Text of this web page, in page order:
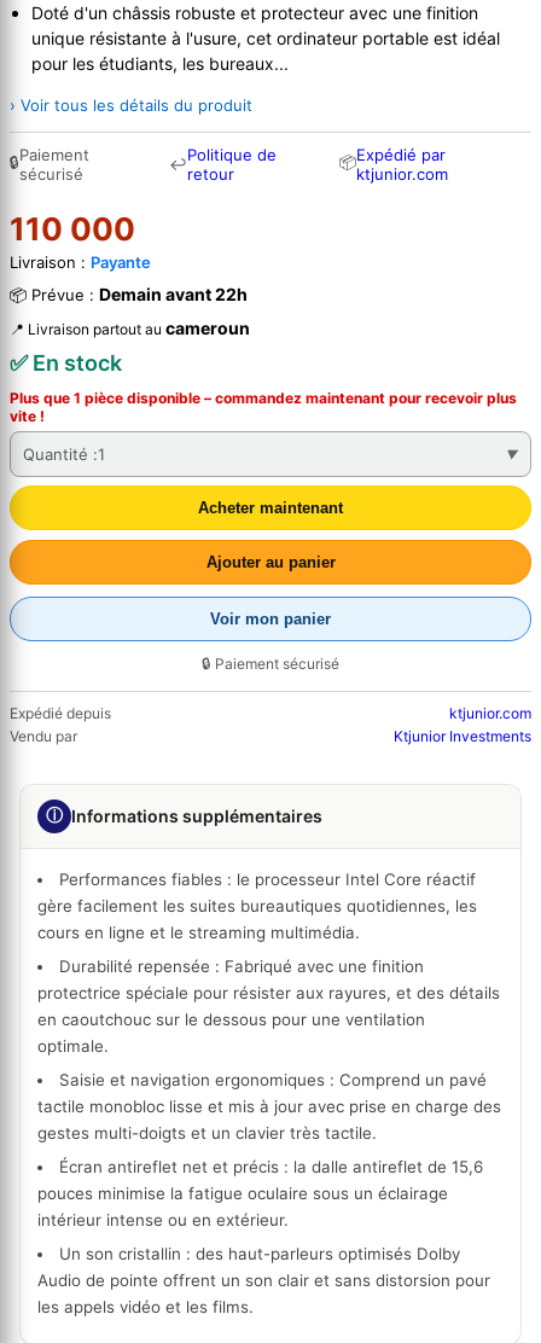
Doté d'un châssis robuste et protecteur avec une finition
unique résistante à l'usure, cet ordinateur portable est idéal
pour les étudiants, les bureaux...
› Voir tous les détails du produit
🔒Paiement
sécurisé
↩Politique de
retour
📦Expédié par
ktjunior.com
110 000
Livraison : Payante
📦 Prévue : Demain avant 22h
📍 Livraison partout au cameroun
✅ En stock
Plus que 1 pièce disponible – commandez maintenant pour recevoir plus
vite !
Quantité :1
Acheter maintenant
Ajouter au panier
Voir mon panier
🔒 Paiement sécurisé
Expédié depuis
ktjunior.com
Vendu par
Ktjunior Investments
ⓘ Informations supplémentaires
Performances fiables : le processeur Intel Core réactif
gère facilement les suites bureautiques quotidiennes, les
cours en ligne et le streaming multimédia.
Durabilité repensée : Fabriqué avec une finition
protectrice spéciale pour résister aux rayures, et des détails
en caoutchouc sur le dessous pour une ventilation
optimale.
Saisie et navigation ergonomiques : Comprend un pavé
tactile monobloc lisse et mis à jour avec prise en charge des
gestes multi-doigts et un clavier très tactile.
Écran antireflet net et précis : la dalle antireflet de 15,6
pouces minimise la fatigue oculaire sous un éclairage
intérieur intense ou en extérieur.
Un son cristallin : des haut-parleurs optimisés Dolby
Audio de pointe offrent un son clair et sans distorsion pour
les appels vidéo et les films.